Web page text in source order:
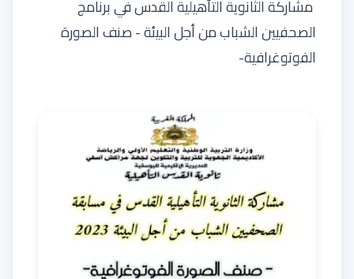
مشاركة الثانوية التأهيلية القدس في برنامج
الصحفيين الشباب من أجل البيئة - صنف الصورة
الفوتوغرافية-